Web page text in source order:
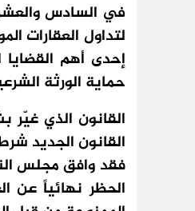
في السادس
إحدى أهم القضايا
حماية الورثة
القانون الذي غيّر
القانون الجديد
فقد وافق مجلس
الحظر نهائياً عن